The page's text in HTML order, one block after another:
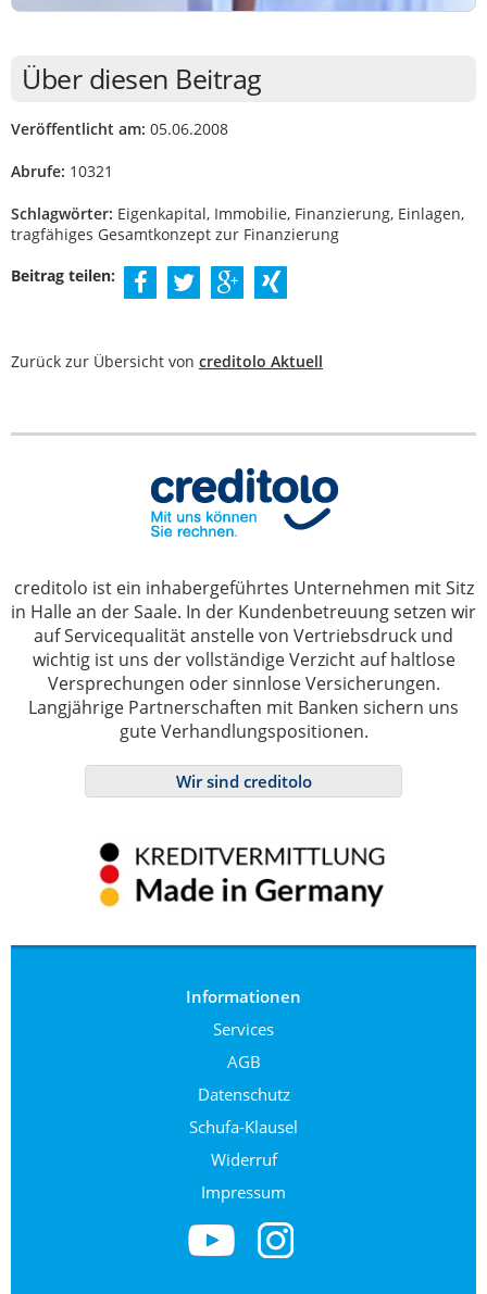
Über diesen Beitrag
Veröffentlicht am: 05.06.2008
Abrufe: 10321
Schlagwörter: Eigenkapital, Immobilie, Finanzierung, Einlagen,
tragfähiges Gesamtkonzept zur Finanzierung
Beitrag teilen:
Zurück zur Übersicht von creditolo Aktuell
creditolo ist ein inhabergeführtes Unternehmen mit Sitz
in Halle an der Saale. In der Kundenbetreuung setzen wir
auf Servicequalität anstelle von Vertriebsdruck und
wichtig ist uns der vollständige Verzicht auf haltlose
Versprechungen oder sinnlose Versicherungen.
Langjährige Partnerschaften mit Banken sichern uns
gute Verhandlungspositionen.
Wir sind creditolo
Informationen
Services
AGB
Datenschutz
Schufa-Klausel
Widerruf
Impressum